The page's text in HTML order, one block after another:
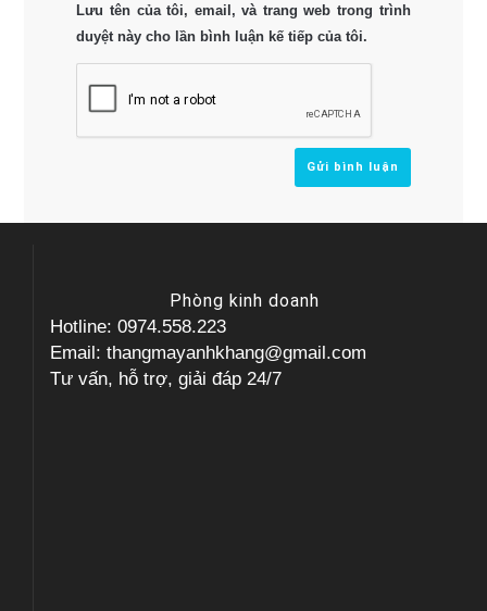
Lưu tên của tôi, email, và trang web trong trình
duyệt này cho lần bình luận kế tiếp của tôi.
Phòng kinh doanh
Hotline: 0974.558.223
Email: thangmayanhkhang@gmail.com
Tư vấn, hỗ trợ, giải đáp 24/7